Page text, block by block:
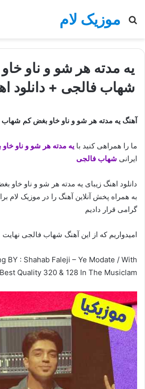
موزیک لام
جستجو
یه مدته هر شو و ناو
شهاب فالجی + دانلود
آهنگ یه مدته هر شو و ناو خاو بغض کم
ما را همراهی کنید با یه مدته هر شو و ناو
ایرانی شهاب فالجی
دانلود اهنگ زیبای یه مدته هر شو و ناو خاو
به همراه پخش آنلاین آهنگ را در موزیک لام
گرامی قرار دادیم
امیدواریم که از این آهنگ شهاب فالجی نهایت
BY : Shahab Faleji – Ye Modate / With
Quality 320 & 128 In The Musiclam